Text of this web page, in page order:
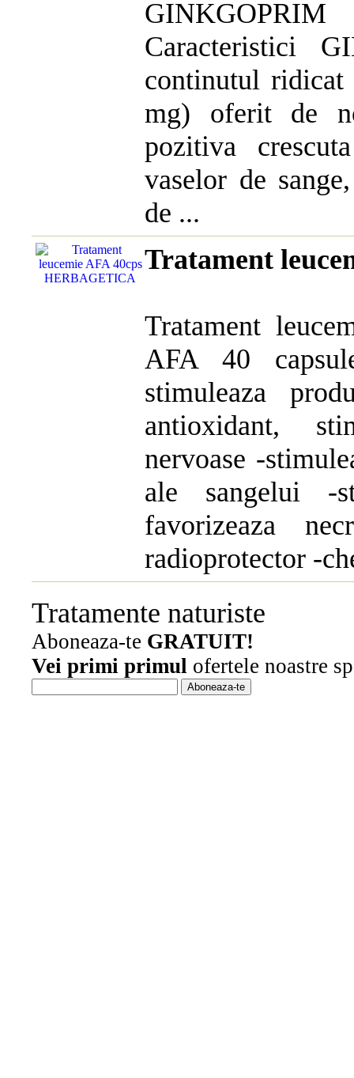
Caracteristici
continutul
mg) oferit de
pozitiva
vaselor de
de ...
Tratament
Tratament
AFA 40
stimuleaza
antioxidant,
nervoase -
ale sangelui -
favorizeaza
radioprotector -
Tratamente naturiste
Aboneaza-te GRATUIT!
Vei primi primul ofertele noastre